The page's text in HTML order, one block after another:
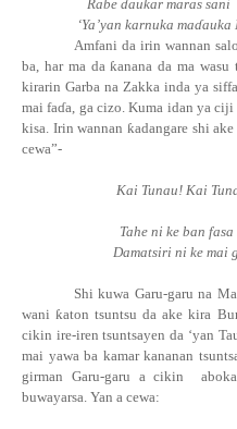
Rabe ɗaukar maras sani
‘Ya’yan karnuka maɗauka
Amfani da irin wannan
ba, har ma daƙanana da ma
kirarin Garba na Zakka inda ya
maifaɗa, ga cizo. Kuma idan ya ciji
kisa. Irin wannan ƙadangare shi
cewa”-
Kai Tunau! Kai
Tahe ni ke ban fasa
Damatsiri ni ke mai
Shi kuwa Garu-garu na
waniƙaton tsuntsu da ake kira
cikin ire-iren tsuntsayen da ‘yan
mai yawa ba kamar kananan
girman Garu-garu a cikin
buwayarsa. Yan a cewa: